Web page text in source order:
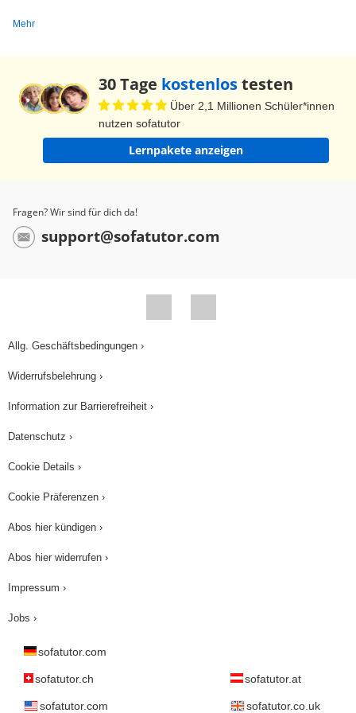
uns noch einmal die Herleitung der Formel für
den Abstand zweier Punkte aus dem Satz des
beschreibt den Zusammenhang der
Koordinatenebene kann der Abstand zwischen
Koordinaten beider Punkte. Wir berechnen d,
indem wir die Wurzel ziehen. Das ist die Formel,
mit der wir den Abstand zwischen zwei
die Drachen, als auch die Dorfbewohner beim
Tempel angekommen. Mögen die Feierlichkeiten
Mehr
30 Tage kostenlostesten
Über 2,1 Millionen Schüler*innen
nutzen sofatutor
Lernpakete anzeigen
Fragen? Wir sind für dich da!
support@sofatutor.com
Allg. Geschäftsbedingungen ›
Widerrufsbelehrung ›
Information zur Barrierefreiheit ›
Datenschutz ›
Cookie Details ›
Cookie Präferenzen ›
Abos hier kündigen ›
Abos hier widerrufen ›
Impressum ›
Jobs ›
sofatutor.com
sofatutor.ch sofatutor.at
sofatutor.com sofatutor.co.uk